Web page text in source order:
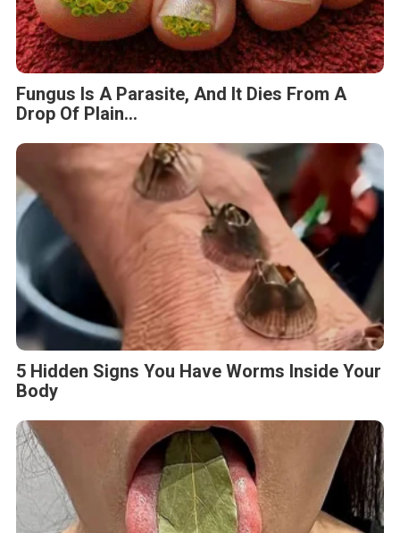
Fungus Is A Parasite, And It Dies From A
Drop Of Plain...
5 Hidden Signs You Have Worms Inside Your
Body